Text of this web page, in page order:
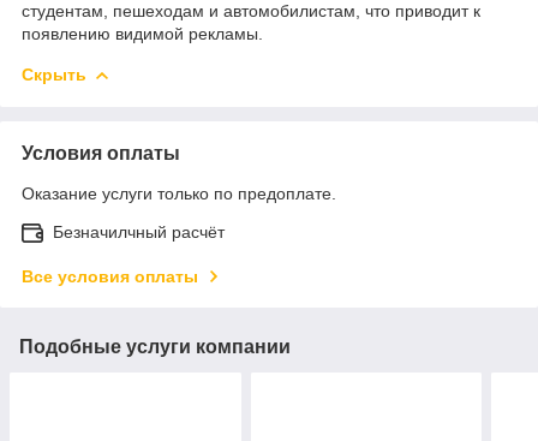
студентам, пешеходам и автомобилистам, что приводит к
появлению видимой рекламы.
Скрыть
Условия оплаты
Оказание услуги только по предоплате.
Безначилчный расчёт
Все условия оплаты
Подобные услуги компании